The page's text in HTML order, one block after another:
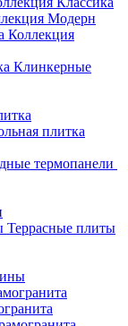
Модерн
Коллекция
Клинкерные
плитка
термопанели
Террасные плиты